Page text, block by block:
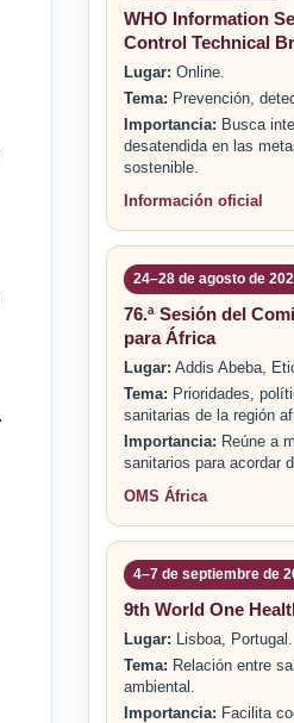
WHO Information
Control Technical
Lugar: Online.
Tema: Prevención,
Importancia: Busca
desatendida en las
sostenible.
Información oficial
24–28 de agosto de
76.ª Sesión del
para África
Lugar: Addis Abeba,
Tema: Prioridades,
sanitarias de la región
Importancia: Reúne a
sanitarios para acordar
OMS África
4–7 de septiembre de
9th World One
Lugar: Lisboa, Portugal.
Tema: Relación entre
ambiental.
Importancia: Facilita